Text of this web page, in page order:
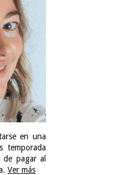
en una
temporada
pagar al
Ver más